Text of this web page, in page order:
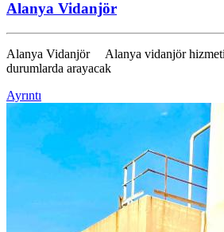
Alanya Vidanjör
Alanya Vidanjör Alanya vidanjör
durumlarda arayacak
Ayrıntı